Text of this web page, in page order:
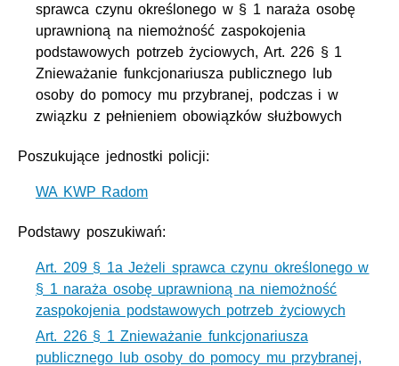
sprawca czynu określonego w § 1 naraża osobę
uprawnioną na niemożność zaspokojenia
podstawowych potrzeb życiowych, Art. 226 § 1
Znieważanie funkcjonariusza publicznego lub
osoby do pomocy mu przybranej, podczas i w
związku z pełnieniem obowiązków służbowych
Poszukujące jednostki policji:
WA KWP Radom
Podstawy poszukiwań:
Art. 209 § 1a Jeżeli sprawca czynu określonego w
§ 1 naraża osobę uprawnioną na niemożność
zaspokojenia podstawowych potrzeb życiowych
Art. 226 § 1 Znieważanie funkcjonariusza
publicznego lub osoby do pomocy mu przybranej,